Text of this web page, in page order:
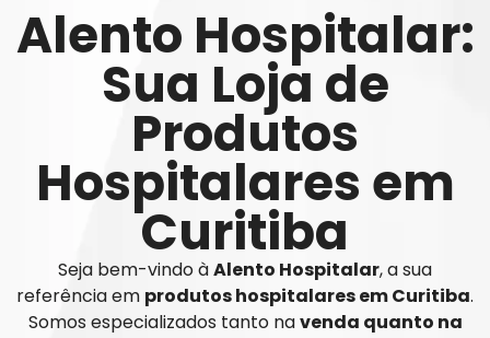
Alento Hospitalar:
Sua Loja de
Produtos
Hospitalares em
Curitiba
Seja bem-vindo àAlento Hospitalar, a sua
referência em produtos hospitalares em Curitiba.
Somos especializados tanto navenda quanto na